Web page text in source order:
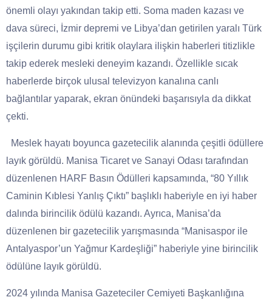
önemli olayı yakından takip etti. Soma maden kazası ve
dava süreci, İzmir depremi ve Libya’dan getirilen yaralı Türk
işçilerin durumu gibi kritik olaylara ilişkin haberleri titizlikle
takip ederek mesleki deneyim kazandı. Özellikle sıcak
haberlerde birçok ulusal televizyon kanalına canlı
bağlantılar yaparak, ekran önündeki başarısıyla da dikkat
çekti.
Meslek hayatı boyunca gazetecilik alanında çeşitli ödüllere
layık görüldü. Manisa Ticaret ve Sanayi Odası tarafından
düzenlenen HARF Basın Ödülleri kapsamında, “80 Yıllık
Caminin Kıblesi Yanlış Çıktı” başlıklı haberiyle en iyi haber
dalında birincilik ödülü kazandı. Ayrıca, Manisa’da
düzenlenen bir gazetecilik yarışmasında “Manisaspor ile
Antalyaspor’un Yağmur Kardeşliği” haberiyle yine birincilik
ödülüne layık görüldü.
2024 yılında Manisa Gazeteciler Cemiyeti Başkanlığına